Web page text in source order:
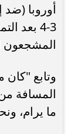
أوروبا (ضد
3-4 بعد
المشجعون
وتابع "كان
المسافة
ما يرام،